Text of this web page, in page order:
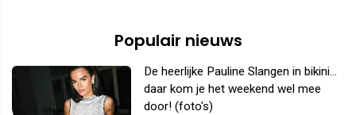
Populair nieuws
De heerlijke Pauline Slangen in bikini...
daar kom je het weekend wel mee
door! (foto's)